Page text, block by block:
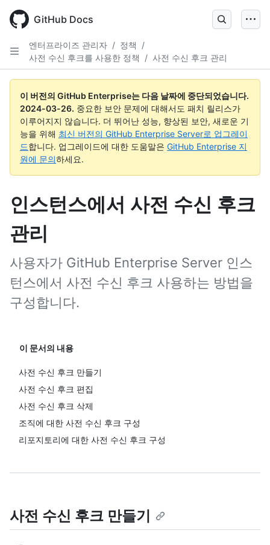
main
GitHub Docs
엔터프라이즈 관리자 / 정책
/
사전 수신 후크를 사용한 정책
/ 사전 수신 후크 관리
이 버전의 GitHub Enterprise는 다음 날짜에 중단되었습니다.
2024-03-26. 중요한 보안 문제에 대해서도 패치 릴리스가
이루어지지 않습니다. 더 뛰어난 성능, 향상된 보안, 새로운 기
능을 위해 최신 버전의 GitHub Enterprise Server로 업그레이
드합니다. 업그레이드에 대한 도움말은 GitHub Enterprise 지
원에 문의하세요.
인스턴스에서 사전 수신 후크
관리
사용자가 GitHub Enterprise Server 인스
턴스에서 사전 수신 후크 사용하는 방법을
구성합니다.
이 문서의 내용
사전 수신 후크 만들기
사전 수신 후크 편집
사전 수신 후크 삭제
조직에 대한 사전 수신 후크 구성
리포지토리에 대한 사전 수신 후크 구성
사전 수신 후크 만들기